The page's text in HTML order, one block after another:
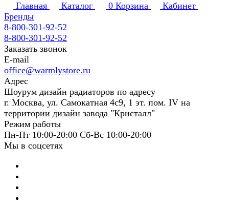
Главная
Каталог 0 Корзина
Кабинет
Бренды
8-800-301-92-52
8-800-301-92-52
Заказать звонок
E-mail
office@warmlystore.ru
Адрес
Шоурум дизайн радиаторов по адресу
г. Москва, ул. Самокатная 4с9, 1 эт. пом. IV на
территории дизайн завода "Кристалл"
Режим работы
Пн-Пт 10:00-20:00 Сб-Вс 10:00-20:00
Мы в соцсетях